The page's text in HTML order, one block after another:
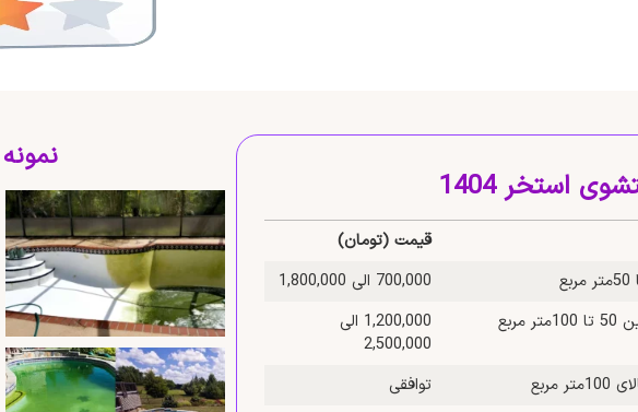
استخر 1404
قیمت (تومان)
700,000 الی 1,800,000
1,200,000 الی
2,500,000
توافقی